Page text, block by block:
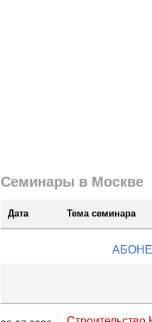
Cеминары в Москве
Дата Тема семинара